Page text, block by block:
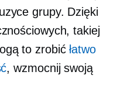
grupy. Dzięki
takiej
to zrobićłatwo
, wzmocnij swoją